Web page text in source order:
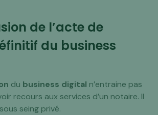
de l’acte de
du business
du business digital n’entraine pas
recours aux services d’un notaire. Il
seing privé.